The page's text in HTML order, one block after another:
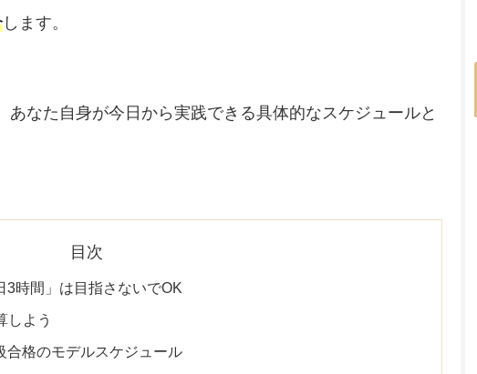
します。
あなた自身が今日から実践できる具体的なスケジュールと
目次
時間」は目指さないでOK
しよう
合格のモデルスケジュール